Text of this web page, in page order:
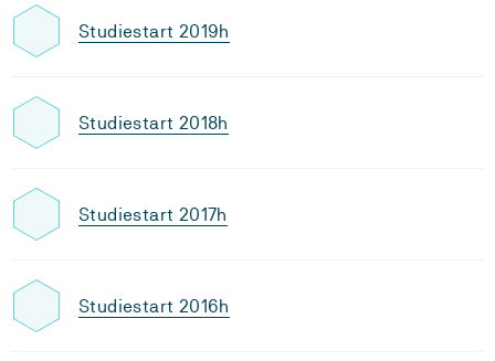
Studiestart 2019h
Studiestart 2018h
Studiestart 2017h
Studiestart 2016h